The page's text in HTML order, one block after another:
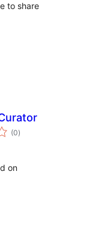
to share
(0vlerësime
gjithsej
)
on